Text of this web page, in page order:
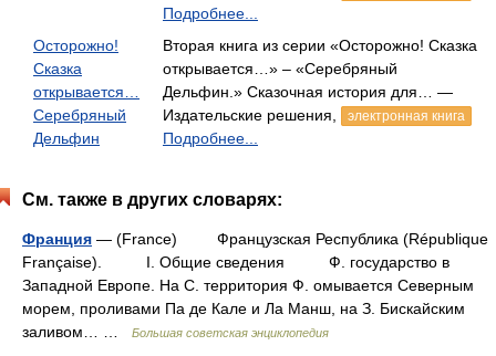
Подробнее...
Осторожно!
Сказка
открывается…
Серебряный
Дельфин
Вторая книга из серии «Осторожно! Сказка
открывается…» – «Серебряный
Дельфин.» Сказочная история для… —
Издательские решения,
электронная книга
Подробнее...
См. также в других словарях:
Франция — (France) Французская Республика (République
Française). I. Общие сведения Ф. государство в
Западной Европе. На С. территория Ф. омывается Северным
морем, проливами Па де Кале и Ла Манш, на З. Бискайским
заливом… …
Большая советская энциклопедия